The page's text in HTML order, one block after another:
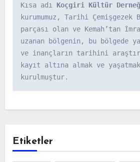
Kısa adı Koçgiri Kültür
kurumumuz, Tarihi
parçası olan ve Kemah’tan
uzanan bölgenin, bu bölgede
ve inançların tarihini
kayıt altına almak ve
kurulmuştur.
Etiketler